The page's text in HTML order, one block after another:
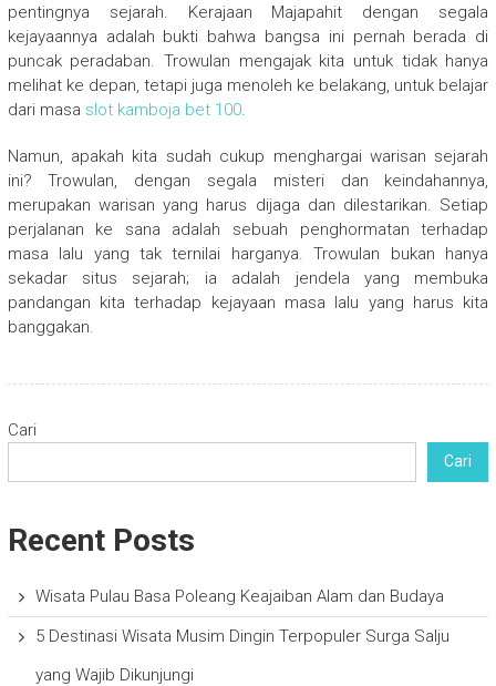
pentingnya sejarah. Kerajaan Majapahit dengan segala
kejayaannya adalah bukti bahwa bangsa ini pernah berada di
puncak peradaban. Trowulan mengajak kita untuk tidak hanya
melihat ke depan, tetapi juga menoleh ke belakang, untuk belajar
dari masa slot kamboja bet 100.
Namun, apakah kita sudah cukup menghargai warisan sejarah
ini? Trowulan, dengan segala misteri dan keindahannya,
merupakan warisan yang harus dijaga dan dilestarikan. Setiap
perjalanan ke sana adalah sebuah penghormatan terhadap
masa lalu yang tak ternilai harganya. Trowulan bukan hanya
sekadar situs sejarah; ia adalah jendela yang membuka
pandangan kita terhadap kejayaan masa lalu yang harus kita
banggakan.
Cari
Cari
Recent Posts
Wisata Pulau Basa Poleang Keajaiban Alam dan Budaya
5 Destinasi Wisata Musim Dingin Terpopuler Surga Salju
yang Wajib Dikunjungi